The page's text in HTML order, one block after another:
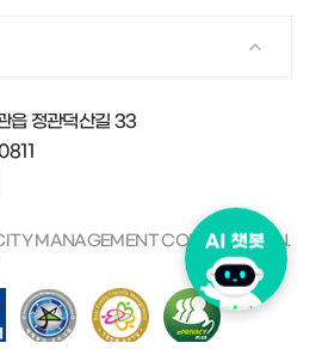
읍 정관덕산길 33
MANAGEMENT CORPORATION.